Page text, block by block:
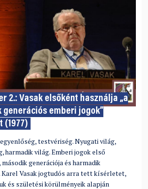
2.: Vasak elsőként használja „a
generációs emberi jogok”
(1977)
testvériség. Nyugati világ,
harmadik világ. Emberi jogok első
második generációja és harmadik
Karel Vasak jogtudós arra tett kísérletet,
és születési körülményeik alapján